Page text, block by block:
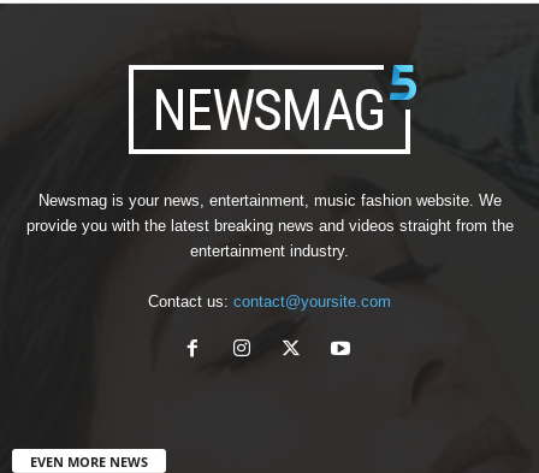
Newsmag is your news, entertainment, music fashion website. We
provide you with the latest breaking news and videos straight from the
entertainment industry.
Contact us: contact@yoursite.com
EVEN MORE NEWS